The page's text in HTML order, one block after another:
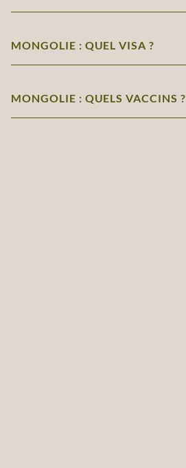
MONGOLIE : QUEL VISA ?
MONGOLIE : QUELS VACCINS ?